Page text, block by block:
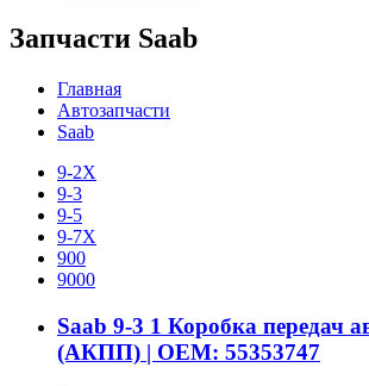
Запчасти Saab
Главная
Автозапчасти
Saab
9-2X
9-3
9-5
9-7X
900
9000
Saab 9-3 1 Коробка передач
(АКПП) | OEM: 55353747